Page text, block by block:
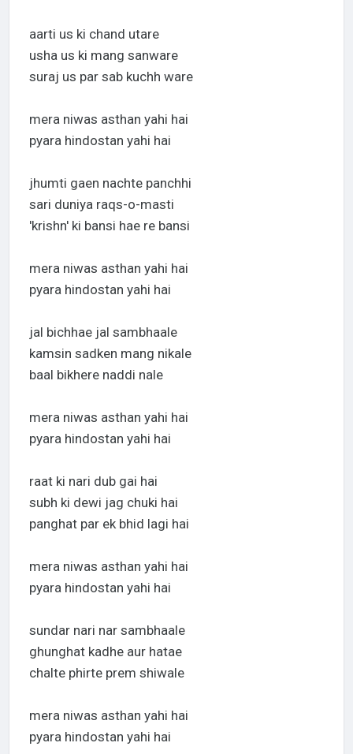
aarti us ki chand utare
usha us ki mang sanware
suraj us par sab kuchh ware
mera niwas asthan yahi hai
pyara hindostan yahi hai
jhumti gaen nachte panchhi
sari duniya raqs-o-masti
'krishn' ki bansi hae re bansi
mera niwas asthan yahi hai
pyara hindostan yahi hai
jal bichhae jal sambhaale
kamsin sadken mang nikale
baal bikhere naddi nale
mera niwas asthan yahi hai
pyara hindostan yahi hai
raat ki nari dub gai hai
subh ki dewi jag chuki hai
panghat par ek bhid lagi hai
mera niwas asthan yahi hai
pyara hindostan yahi hai
sundar nari nar sambhaale
ghunghat kadhe aur hatae
chalte phirte prem shiwale
mera niwas asthan yahi hai
pyara hindostan yahi hai